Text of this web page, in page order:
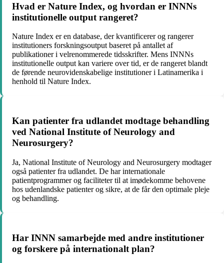
Hvad er Nature Index, og hvordan er INNNs
institutionelle output rangeret?
Nature Index er en database, der kvantificerer og rangerer
institutioners forskningsoutput baseret på antallet af
publikationer i velrenommerede tidsskrifter. Mens INNNs
institutionelle output kan variere over tid, er de rangeret blandt
de førende neurovidenskabelige institutioner i Latinamerika i
henhold til Nature Index.
Kan patienter fra udlandet modtage behandling
ved National Institute of Neurology and
Neurosurgery?
Ja, National Institute of Neurology and Neurosurgery modtager
også patienter fra udlandet. De har internationale
patientprogrammer og faciliteter til at imødekomme behovene
hos udenlandske patienter og sikre, at de får den optimale pleje
og behandling.
Har INNN samarbejde med andre institutioner
og forskere på internationalt plan?